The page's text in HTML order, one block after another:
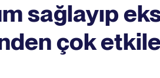
sağlayıp
çok